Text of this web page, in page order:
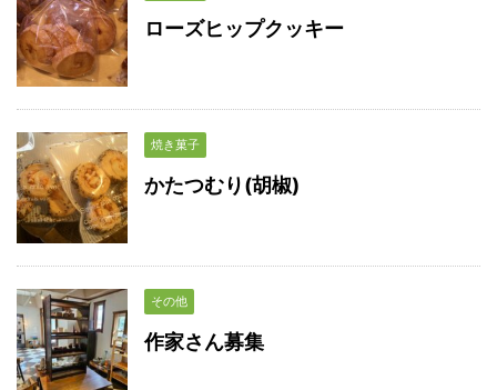
ローズヒップクッキー
焼き菓子
かたつむり(胡椒)
その他
作家さん募集